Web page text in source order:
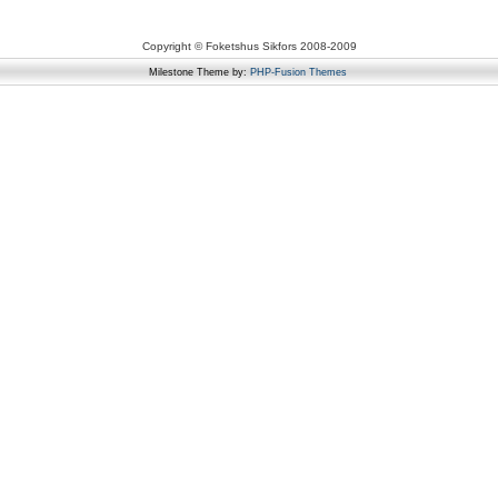
Copyright © Foketshus Sikfors 2008-2009
Milestone Theme by: PHP-Fusion Themes